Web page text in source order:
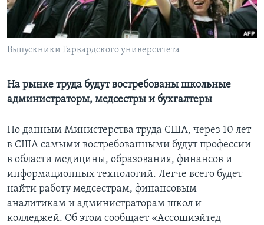
Learning English
СОЦИАЛЬНЫЕ СЕТИ
Выпускники Гарвардского университета
На рынке труда будут востребованы школьные
администраторы, медсестры и бухгалтеры
По данным Министерства труда США, через 10 лет
в США самыми востребованными будут профессии
в области медицины, образования, финансов и
информационных технологий. Легче всего будет
найти работу медсестрам, финансовым
аналитикам и администраторам школ и
колледжей. Об этом сообщает «Ассошиэйтед